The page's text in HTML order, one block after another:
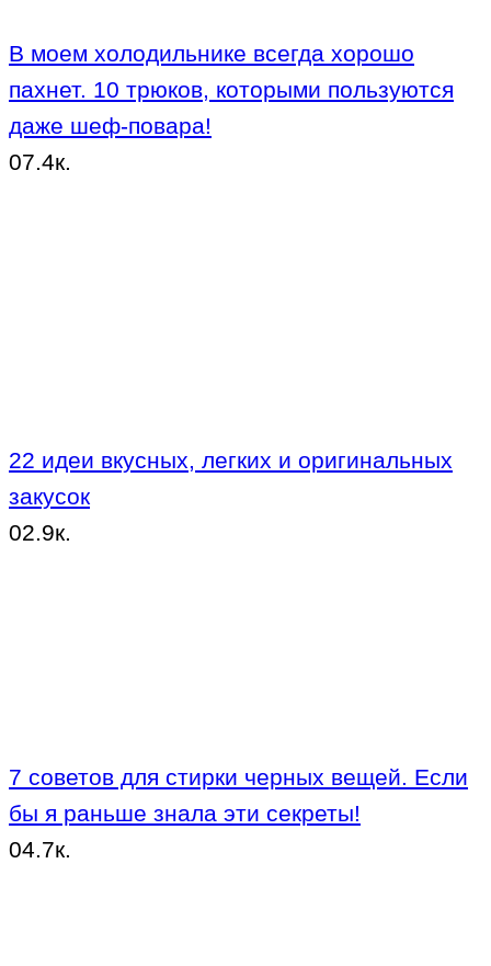
В моем холодильнике всегда хорошо
пахнет. 10 трюков, которыми пользуются
даже шеф-повара!
07.4к.
22 идеи вкусных, легких и оригинальных
закусок
02.9к.
7 советов для стирки черных вещей. Если
бы я раньше знала эти секреты!
04.7к.